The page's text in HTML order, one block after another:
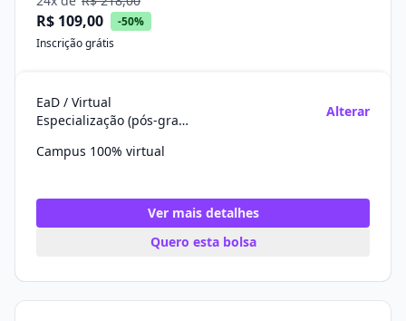
R$ 109,00
-50%
Inscrição grátis
EaD / Virtual
Especialização (pós-graduação)
Alterar
Campus 100% virtual
Ver mais detalhes
Quero esta bolsa